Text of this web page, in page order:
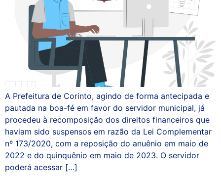
A Prefeitura de Corinto, agindo de forma antecipada e
pautada na boa-fé em favor do servidor municipal, já
procedeu à recomposição dos direitos financeiros que
haviam sido suspensos em razão da Lei Complementar
nº 173/2020, com a reposição do anuênio em maio de
2022 e do quinquênio em maio de 2023. O servidor
poderá acessar […]